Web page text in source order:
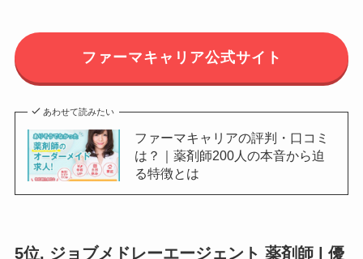
ファーマキャリア公式サイト
あわせて読みたい
ファーマキャリアの評判・口コミ
は？｜薬剤師200人の本音から迫
る特徴とは
5位. ジョブメドレーエージェント 薬剤師 | 優